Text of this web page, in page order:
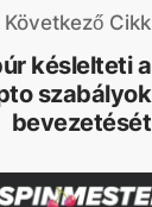
Következő Cikk
késlelteti a
szabályok
bevezetését